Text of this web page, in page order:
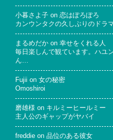
小暮さよ子 on 恋はぽろぽろ
カンウンタクの久しぶりのドラ
まるめだか on 幸せをくれる人
毎日楽しんで観ています。ハユ
ん…
Fujii on 女の秘密
Omoshiroi
磨雄様 on キルミーヒールミー
主人公のギャップがヤバイ
freddie on 品位のある彼女